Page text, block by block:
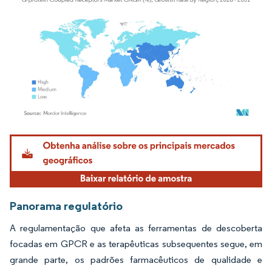
Imagem © Mordor Intelligence. O reuso requer atribuição conforme CC BY 4.0.
Panorama regulatório
A regulamentação que afeta as ferramentas de descoberta
focadas em GPCR e as terapêuticas subsequentes segue, em
grande parte, os padrões farmacêuticos de qualidade e